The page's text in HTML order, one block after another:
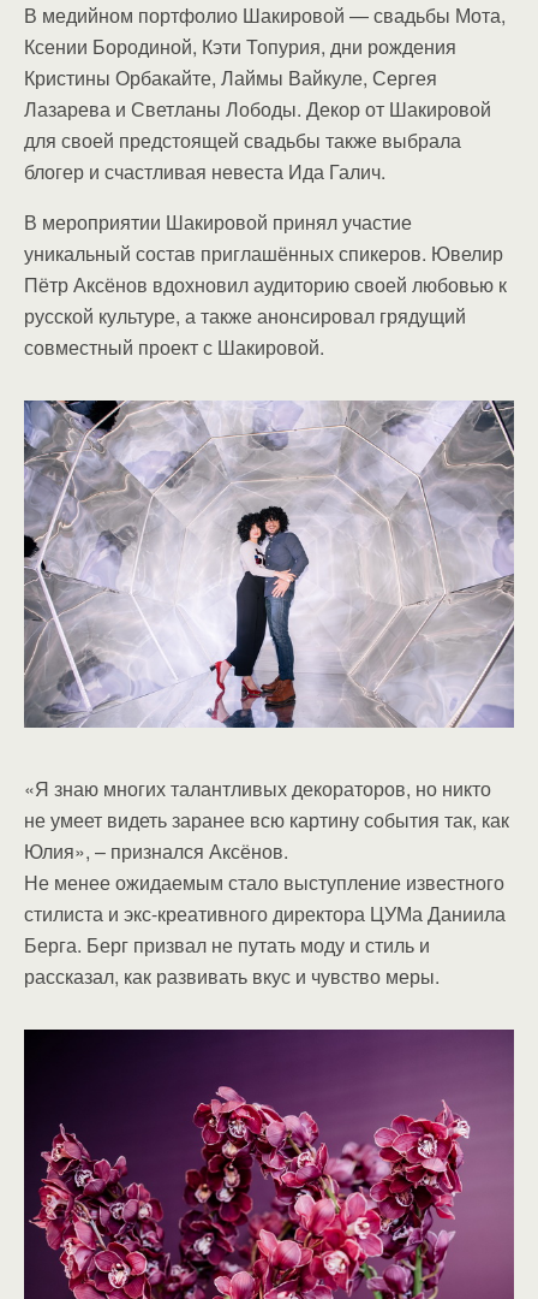
В медийном портфолио Шакировой — свадьбы Мота,
Ксении Бородиной, Кэти Топурия, дни рождения
Кристины Орбакайте, Лаймы Вайкуле, Сергея
Лазарева и Светланы Лободы. Декор от Шакировой
для своей предстоящей свадьбы также выбрала
блогер и счастливая невеста Ида Галич.
В мероприятии Шакировой принял участие
уникальный состав приглашённых спикеров. Ювелир
Пётр Аксёнов вдохновил аудиторию своей любовью к
русской культуре, а также анонсировал грядущий
совместный проект с Шакировой.
«Я знаю многих талантливых декораторов, но никто
не умеет видеть заранее всю картину события так, как
Юлия», – признался Аксёнов.
Не менее ожидаемым стало выступление известного
стилиста и экс-креативного директора ЦУМа Даниила
Берга. Берг призвал не путать моду и стиль и
рассказал, как развивать вкус и чувство меры.